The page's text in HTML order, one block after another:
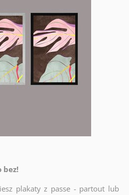
bez!
plakaty z passe - partout lub